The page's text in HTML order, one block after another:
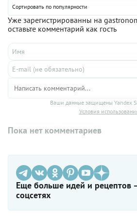
Сортировать по популярности
Уже зарегистрированны на
оставьте комментарий как гость
Ваши данные защищены Yandex
Условия
Пока нет комментариев
Еще больше идей и рецептов
соцсетях